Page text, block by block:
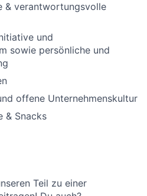
& verantwortungsvolle
und
sowie persönliche und
offene Unternehmenskultur
& Snacks
Teil zu einer